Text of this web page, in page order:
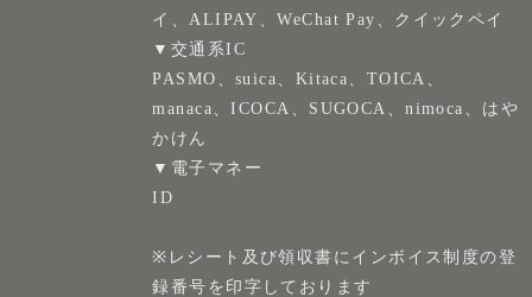
イ、ALIPAY、WeChat Pay、クイックペイ
▼交通系IC
PASMO、suica、Kitaca、TOICA、
manaca、ICOCA、SUGOCA、nimoca、はや
かけん
▼電子マネー
ID
※レシート及び領収書にインボイス制度の登
録番号を印字しております